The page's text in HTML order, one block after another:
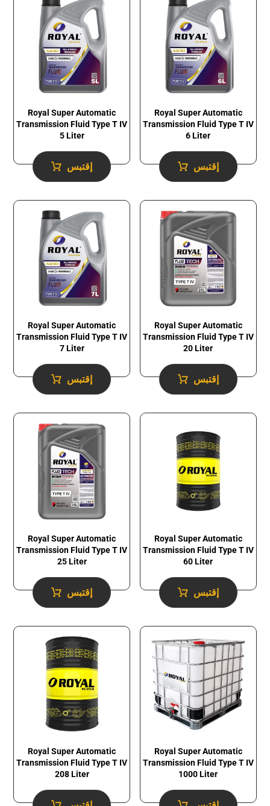
Royal Super Automatic
Transmission Fluid​ Type T IV
5 Liter
إقتبس
Royal Super Automatic
Transmission Fluid​ Type T IV
6 Liter
إقتبس
Royal Super Automatic
Transmission Fluid​ Type T IV
7 Liter
إقتبس
Royal Super Automatic
Transmission Fluid​ Type T IV
20 Liter
إقتبس
Royal Super Automatic
Transmission Fluid​ Type T IV
25 Liter
إقتبس
Royal Super Automatic
Transmission Fluid​ Type T IV
60 Liter
إقتبس
Royal Super Automatic
Transmission Fluid​ Type T IV
208 Liter
Royal Super Automatic
Transmission Fluid​ Type T IV
1000 Liter